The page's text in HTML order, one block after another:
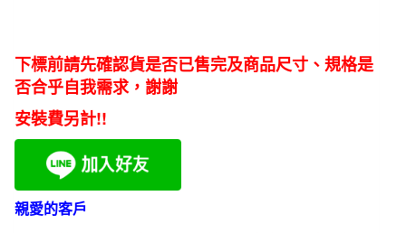
下標前請先確認貨是否已售完及商品尺寸、規格是
否合乎自我需求，謝謝
安裝費另計!!
親愛的客戶